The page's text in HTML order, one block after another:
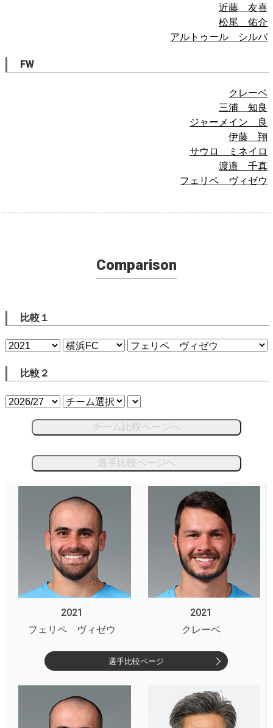
近藤 友喜
松尾 佑介
アルトゥール シルバ
FW
クレーベ
三浦 知良
ジャーメイン 良
伊藤 翔
サウロ ミネイロ
渡邉 千真
フェリペ ヴィゼウ
Comparison
比較１
比較２
チーム比較ページへ
選手比較ページへ
2021
2021
フェリペ ヴィゼウ
クレーベ
選手比較ページ